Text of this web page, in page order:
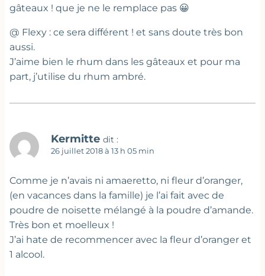
gâteaux ! que je ne le remplace pas 😀
@ Flexy : ce sera différent ! et sans doute très bon
aussi.
J’aime bien le rhum dans les gâteaux et pour ma
part, j’utilise du rhum ambré.
Kermitte dit :
26 juillet 2018 à 13 h 05 min
Comme je n’avais ni amaeretto, ni fleur d’oranger,
(en vacances dans la famille) je l’ai fait avec de
poudre de noisette mélangé à la poudre d’amande.
Très bon et moelleux !
J’ai hate de recommencer avec la fleur d’oranger et
1 alcool.